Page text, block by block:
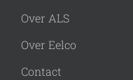
Over ALS
Over Eelco
Contact